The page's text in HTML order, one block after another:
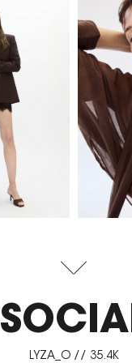
LYZA_O // 35.4K